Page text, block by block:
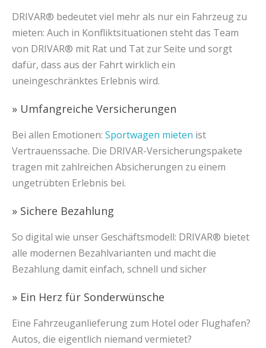
DRIVAR® bedeutet viel mehr als nur ein Fahrzeug zu
mieten: Auch in Konfliktsituationen steht das Team
von DRIVAR® mit Rat und Tat zur Seite und sorgt
dafür, dass aus der Fahrt wirklich ein
uneingeschränktes Erlebnis wird.
» Umfangreiche Versicherungen
Bei allen Emotionen: Sportwagen mieten ist
Vertrauenssache. Die DRIVAR-Versicherungspakete
tragen mit zahlreichen Absicherungen zu einem
ungetrübten Erlebnis bei.
» Sichere Bezahlung
So digital wie unser Geschäftsmodell: DRIVAR® bietet
alle modernen Bezahlvarianten und macht die
Bezahlung damit einfach, schnell und sicher
» Ein Herz für Sonderwünsche
Eine Fahrzeuganlieferung zum Hotel oder Flughafen?
Autos, die eigentlich niemand vermietet?